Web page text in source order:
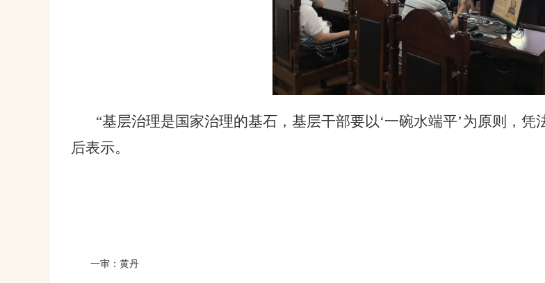
“基层治理是国家治理的基石，基层干部要以‘一碗水端平’为原则，
后表示。
一审：黄丹